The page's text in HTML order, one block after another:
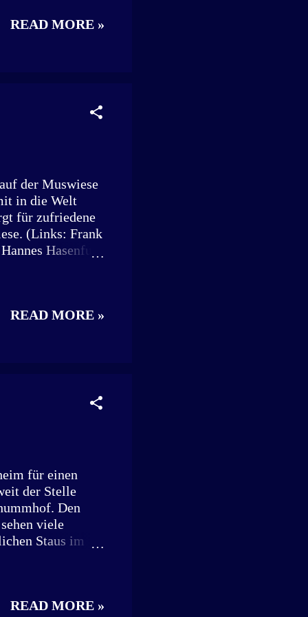
zwischen
geschüttelt
er das Kind mit
zeigte sich
ausgesagt:
READ MORE »
der Muswiese
in die Welt
für zufriedene
(Links: Frank
Hasenfuß
seinen
Wer die
saß damals
READ MORE »
für einen
der Stelle
Den
viele
Staus im
endet vor
Brettheim muss
READ MORE »